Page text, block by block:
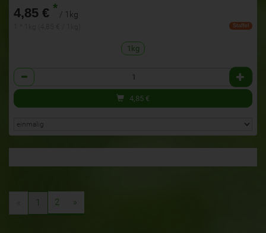
4,85 € * / 1kg
Staffel
1kg
Anzahl
4,85 €
1 2 »